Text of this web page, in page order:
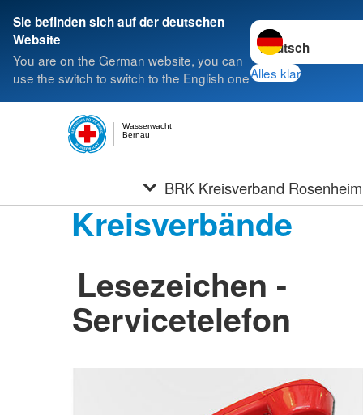
Sie befinden sich auf der deutschen
Website
You are on the German website, you can
use the switch to switch to the English one
Sprache wechseln
Alles klar
Bernau
Wasserwacht
BRK Kreisverband Rosenheim
Kreisverbände
Lesezeichen -
Servicetelefon